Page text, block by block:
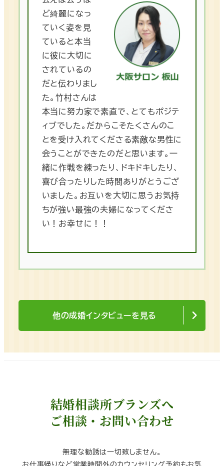
ど綺麗になっ
ていく姿を見
ていると本当
に彼に大切に
されているの
だと伝わりまし
た。竹村さんは
本当に努力家で素直で、とてもポジテ
ィブでした。だからこそたくさんのこ
とを受け入れてくださる素敵な男性に
会うことができたのだと思います。一
緒に作戦を練ったり、ドキドキしたり、
喜び合ったりした時間ありがとうござ
いました。お互いを大切に思うお気持
ちが強い最強の夫婦になってくださ
い！お幸せに！！
他の成婚インタビューを見る
結婚相談所ブランズへ
ご相談・お問い合わせ
無理な勧誘は一切致しません。